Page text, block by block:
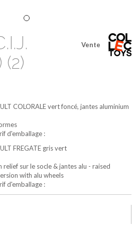
Vente
COLORALEvert foncé, jantes aluminium
d'emballage :
FREGATE gris vert
sur le socle & jantes alu - raised
with alu wheels
d'emballage :